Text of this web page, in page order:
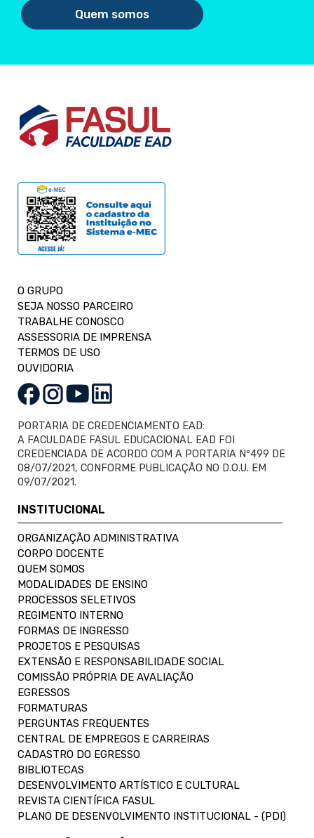
Quem somos
O GRUPO
SEJA NOSSO PARCEIRO
TRABALHE CONOSCO
ASSESSORIA DE IMPRENSA
TERMOS DE USO
OUVIDORIA
PORTARIA DE CREDENCIAMENTO EAD:
A FACULDADE FASUL EDUCACIONAL EAD FOI
CREDENCIADA DE ACORDO COM A PORTARIA Nº499 DE
08/07/2021, CONFORME PUBLICAÇÃO NO D.O.U. EM
09/07/2021.
INSTITUCIONAL
ORGANIZAÇÃO ADMINISTRATIVA
CORPO DOCENTE
QUEM SOMOS
MODALIDADES DE ENSINO
PROCESSOS SELETIVOS
REGIMENTO INTERNO
FORMAS DE INGRESSO
PROJETOS E PESQUISAS
EXTENSÃO E RESPONSABILIDADE SOCIAL
COMISSÃO PRÓPRIA DE AVALIAÇÃO
EGRESSOS
FORMATURAS
PERGUNTAS FREQUENTES
CENTRAL DE EMPREGOS E CARREIRAS
CADASTRO DO EGRESSO
BIBLIOTECAS
DESENVOLVIMENTO ARTÍSTICO E CULTURAL
REVISTA CIENTÍFICA FASUL
PLANO DE DESENVOLVIMENTO INSTITUCIONAL - (PDI)